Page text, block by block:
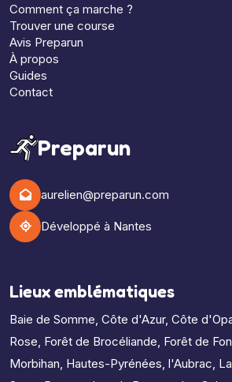
Comment ça marche ?
Trouver une course
Avis Preparun
À propos
Guides
Contact
Preparun
aurelien@preparun.com
Développé à Nantes
Lieux emblématiques
Baie de Somme, Côte d'Azur, Côte
Rose, Forêt de Brocéliande, Forêt de
Morbihan, Hautes-Pyrénées, l'Aubrac,